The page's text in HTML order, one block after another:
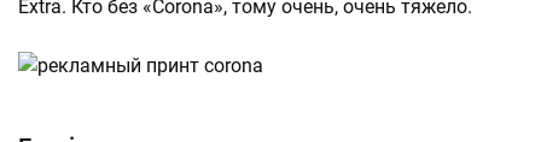
Extra. Кто без «Corona», тому очень, очень тяжело.